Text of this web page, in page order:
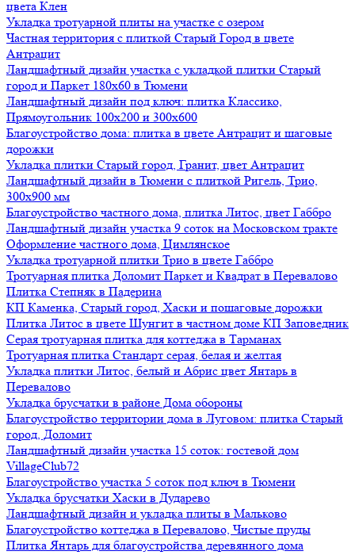
цвета Клен
Укладка тротуарной плиты на участке с озером
Частная территория с плиткой Старый Город в цвете
Антрацит
Ландшафтный дизайн участка с укладкой плитки Старый
город и Паркет 180х60 в Тюмени
Ландшафтный дизайн под ключ: плитка Классико,
Прямоугольник 100х200 и 300х600
Благоустройство дома: плитка в цвете Антрацит и шаговые
дорожки
Укладка плитки Старый город, Гранит, цвет Антрацит
Ландшафтный дизайн в Тюмени с плиткой Ригель, Трио,
300х900 мм
Благоустройство частного дома, плитка Литос, цвет Габбро
Ландшафтный дизайн участка 9 соток на Московском тракте
Оформление частного дома, Цимлянское
Укладка тротуарной плитки Трио в цвете Габбро
Тротуарная плитка Доломит Паркет и Квадрат в Перевалово
Плитка Степняк в Падерина
КП Каменка, Старый город, Хаски и пошаговые дорожки
Плитка Литос в цвете Шунгит в частном доме КП Заповедник
Серая тротуарная плитка для коттеджа в Тарманах
Тротуарная плитка Стандарт серая, белая и желтая
Укладка плитки Литос, белый и Абрис цвет Янтарь в
Перевалово
Укладка брусчатки в районе Дома обороны
Благоустройство территории дома в Луговом: плитка Старый
город, Доломит
Ландшафтный дизайн участка 15 соток: гостевой дом
VillageClub72
Благоустройство участка 5 соток под ключ в Тюмени
Укладка брусчатки Хаски в Дударево
Ландшафтный дизайн и укладка плиты в Мальково
Благоустройство коттеджа в Перевалово, Чистые пруды
Плитка Янтарь для благоустройства деревянного дома